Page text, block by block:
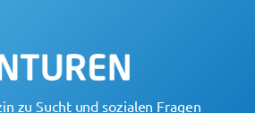
zu Sucht und sozialen Fragen